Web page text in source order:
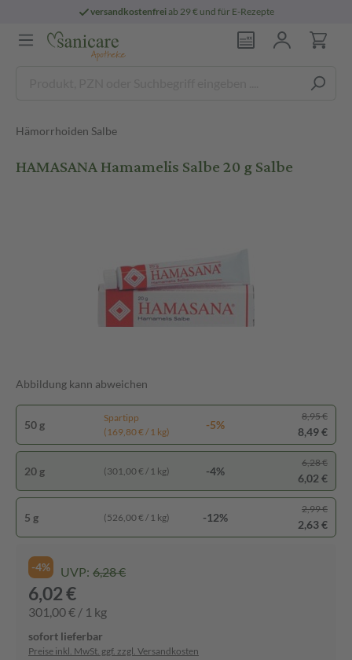
versandkostenfreiab 29 € und für E-Rezepte
Hämorrhoiden Salbe
HAMASANA Hamamelis Salbe 20 g Salbe
Abbildung kann abweichen
50 g
Spartipp
(169,80 € / 1 kg)
-5%
8,95 €
8,49 €
20 g (301,00 € / 1 kg) -4%
6,28 €
6,02 €
5 g (526,00 € / 1 kg) -12%
2,99 €
2,63 €
-4% UVP: 6,28 €
6,02 €
301,00 € / 1 kg
sofort lieferbar
Preise inkl. MwSt. ggf. zzgl. Versandkosten